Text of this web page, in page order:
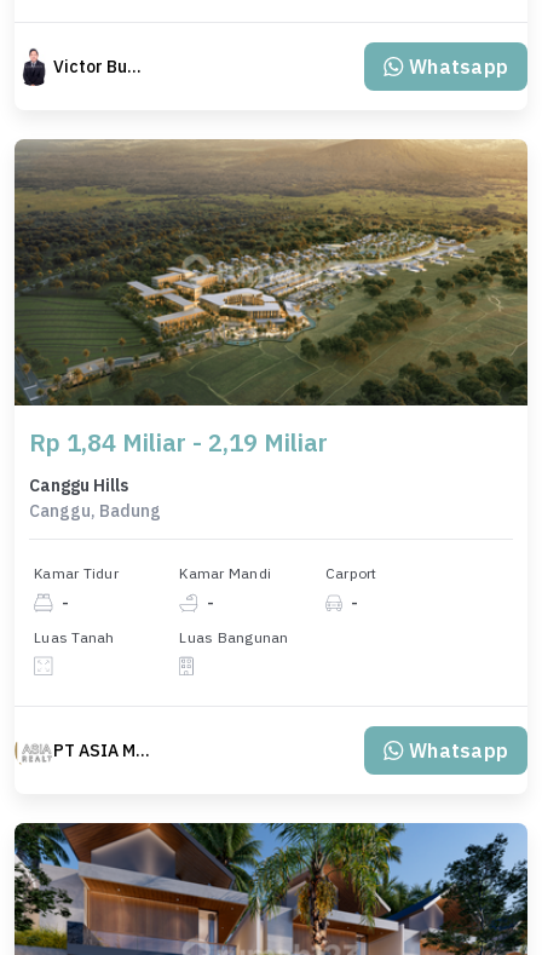
Victor Budiman Whatsapp
Rp 1,84 Miliar - 2,19 Miliar
Canggu Hills
Canggu, Badung
Kamar Tidur
-
Kamar Mandi
-
Carport
-
Luas Tanah Luas Bangunan
PT ASIA MAS REALTY Whatsapp